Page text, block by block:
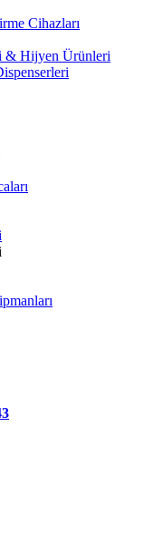
Cihazları
& Hijyen Ürünleri